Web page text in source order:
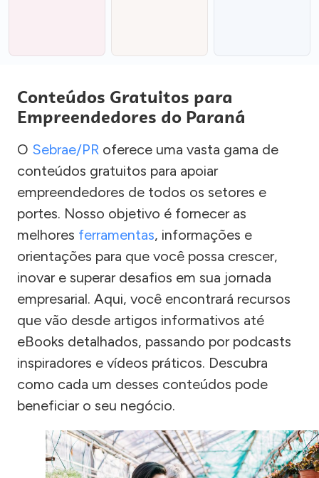
Conteúdos Gratuitos para
Empreendedores do Paraná
O Sebrae/PR oferece uma vasta gama de
conteúdos gratuitos para apoiar
empreendedores de todos os setores e
portes. Nosso objetivo é fornecer as
melhores ferramentas, informações e
orientações para que você possa crescer,
inovar e superar desafios em sua jornada
empresarial. Aqui, você encontrará recursos
que vão desde artigos informativos até
eBooks detalhados, passando por podcasts
inspiradores e vídeos práticos. Descubra
como cada um desses conteúdos pode
beneficiar o seu negócio.